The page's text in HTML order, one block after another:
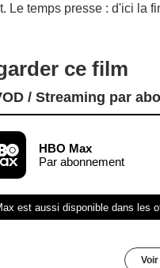
Le temps presse : d'ici la
ce film
/ Streaming par
HBO Max
Par abonnement
est aussi disponible dans les